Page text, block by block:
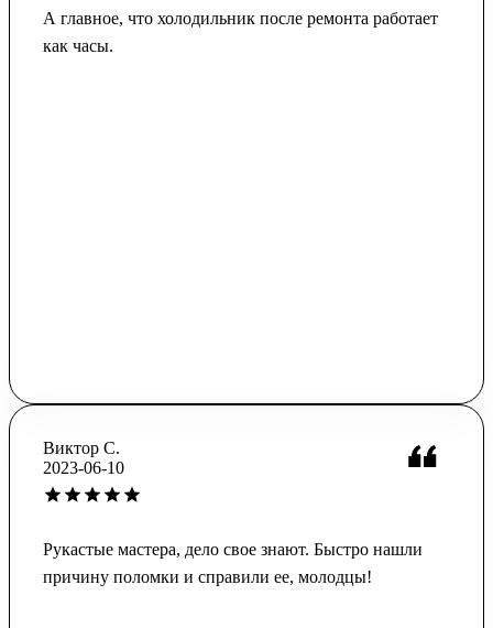
А главное, что холодильник после ремонта работает
как часы.
Виктор С.
2023-06-10
Рукастые мастера, дело свое знают. Быстро нашли
причину поломки и справили ее, молодцы!